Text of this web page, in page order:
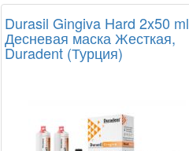
Durasil Gingiva Hard 2x50 ml
Десневая маска Жесткая,
Duradent (Турция)